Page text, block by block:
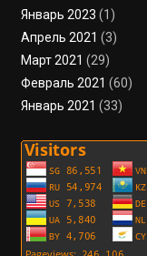
Январь 2023 (1)
Апрель 2021 (3)
Март 2021 (29)
Февраль 2021 (60)
Январь 2021 (33)